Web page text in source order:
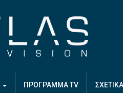
ΠΡΟΓΡΑΜΜΑ TV